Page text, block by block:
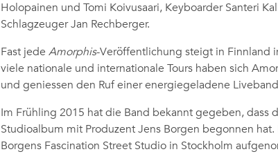
Holopainen und Tomi Koivusaari, Keyboarder Santeri
Schlagzeuger Jan Rechberger.
Fast jede Amorphis-Veröffentlichung steigt in Finnland
viele nationale und internationale Tours haben sich
und geniessen den Ruf einer energiegeladene
Im Frühling 2015 hat die Band bekannt gegeben, dass
Studioalbum mit Produzent Jens Borgen begonnen
Borgens Fascination Street Studio in Stockholm